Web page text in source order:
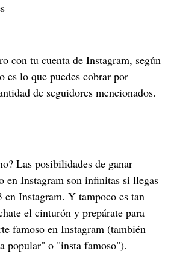
con tu cuenta de Instagram, según
es lo que puedes cobrar por
de seguidores mencionados.
Las posibilidades de ganar
en Instagram son infinitas si llegas
Instagram. Y tampoco es tan
el cinturón y prepárate para
famoso en Instagram (también
popular" o "insta famoso").